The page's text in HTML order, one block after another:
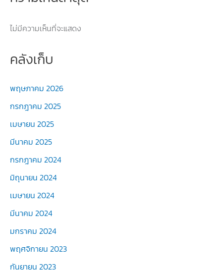
ไม่มีความเห็นที่จะแสดง
คลังเก็บ
พฤษภาคม 2026
กรกฎาคม 2025
เมษายน 2025
มีนาคม 2025
กรกฎาคม 2024
มิถุนายน 2024
เมษายน 2024
มีนาคม 2024
มกราคม 2024
พฤศจิกายน 2023
กันยายน 2023